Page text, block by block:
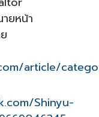
ยหน้า
article/
Shinyu-